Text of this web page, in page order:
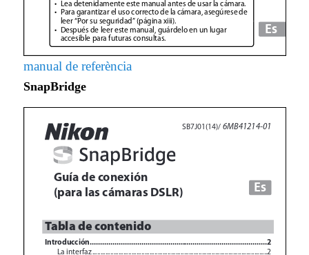
manual de referència
SnapBridge